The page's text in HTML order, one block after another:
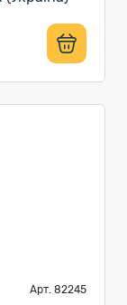
Арт. 82245